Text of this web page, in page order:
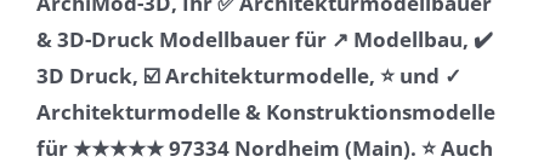
& 3D-Druck Modellbauer für ↗️ Modellbau, ✔️
3D Druck, ☑️ Architekturmodelle, ⭐ und ✓
Architekturmodelle & Konstruktionsmodelle
für ★★★★★ 97334 Nordheim (Main). ⭐ Auch